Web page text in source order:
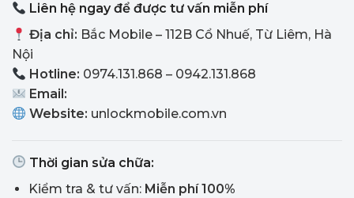
Liên hệ ngay để được tư vấn miễn phí
Địa chỉ: Bắc Mobile – 112B Cổ Nhuế, Từ Liêm, Hà
Nội
Hotline: 0974.131.868 – 0942.131.868
Email:
Website: unlockmobile.com.vn
Thời gian sửa chữa:
Kiểm tra & tư vấn: Miễn phí 100%